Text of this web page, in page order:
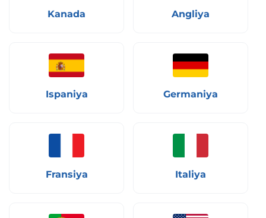
Kanada Angliya
Ispaniya Germaniya
Fransiya Italiya